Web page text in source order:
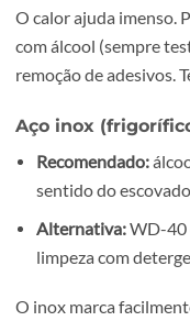
e esbranquiçar o
Aplique uma gota de
detergente para
Metal pintado
lacadas)
Recomendado:
Em viaturas:evite